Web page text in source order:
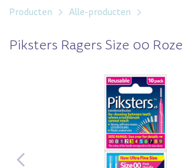
Producten Alle-producten
Piksters Ragers Size 00 Roze